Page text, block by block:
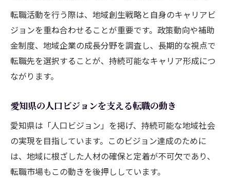
転職活動を行う際は、地域創生戦略と自身のキャリアビ
ジョンを重ね合わせることが重要です。政策動向や補助
金制度、地域企業の成長分野を調査し、長期的な視点で
転職先を選択することが、持続可能なキャリア形成につ
ながります。
愛知県の人口ビジョンを支える転職の動き
愛知県は「人口ビジョン」を掲げ、持続可能な地域社会
の実現を目指しています。このビジョン達成のために
は、地域に根ざした人材の確保と定着が不可欠であり、
転職市場もこの動きを後押ししています。